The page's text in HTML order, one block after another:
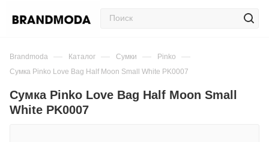
Brandmoda — Каталог — Сумки — Pinko —
Сумка Pinko Love Bag Half Moon Small White PK0007
Сумка Pinko Love Bag Half Moon Small
White PK0007